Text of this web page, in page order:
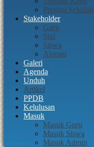
Prestasi Sekolah
Stakeholder
Guru
Staf
Siswa
Alumni
Galeri
Agenda
Unduh
Artikel
PPDB
Kelulusan
Masuk
Masuk Guru
Masuk Siswa
Masuk Admin